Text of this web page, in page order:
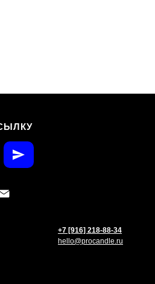
+7 [916] 218-88-34
hello@procandle.ru